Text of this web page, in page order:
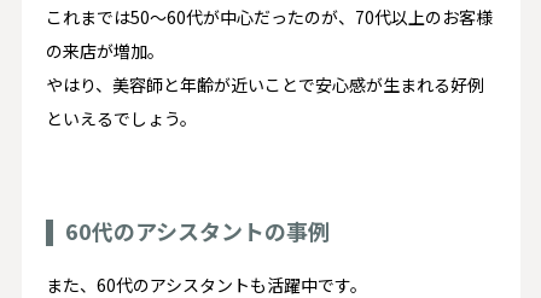
これまでは50〜60代が中心だったのが、70代以上のお客様
の来店が増加。
やはり、美容師と年齢が近いことで安心感が生まれる好例
といえるでしょう。
60代のアシスタントの事例
また、60代のアシスタントも活躍中です。